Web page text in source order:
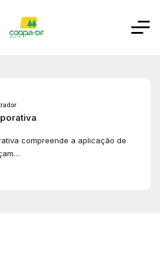
compreende a aplicação de